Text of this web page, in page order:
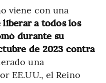
viene con una
liberar a todos los
durante su
de 2023 contra
una
EE.UU., el Reino